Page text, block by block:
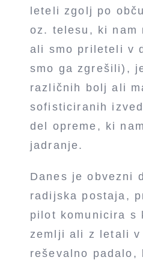
leteli zgolj po
oz. telesu, ki nam
ali smo prileteli v
smo ga zgrešili),
različnih bolj ali
sofisticiranih
del opreme, ki
jadranje.
Danes je obvezni
radijska postaja,
pilot komunicira s
zemlji ali z letali v
reševalno padalo,